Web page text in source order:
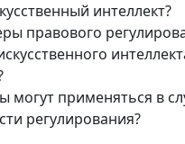
интеллект?
правового
могут применяться в
регулирования?